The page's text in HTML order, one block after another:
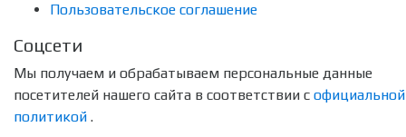
Пользовательское соглашение
Соцсети
Мы получаем и обрабатываем персональные данные
посетителей нашего сайта в соответствии с официальной
политикой .